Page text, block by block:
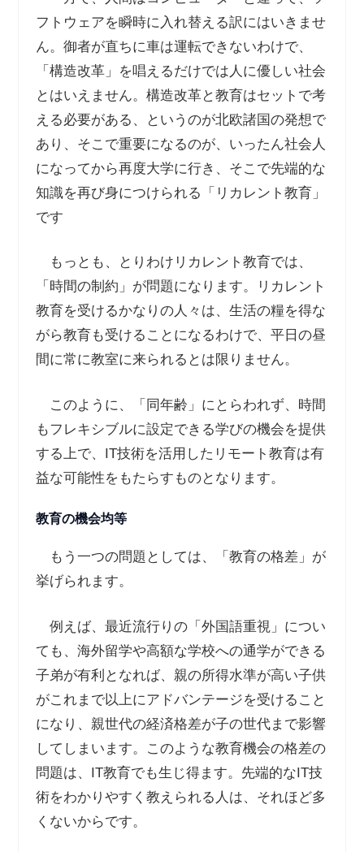
フトウェアを瞬時に入れ替える訳にはいきませ
ん。御者が直ちに車は運転できないわけで、
「構造改革」を唱えるだけでは人に優しい社会
とはいえません。構造改革と教育はセットで考
える必要がある、というのが北欧諸国の発想で
あり、そこで重要になるのが、いったん社会人
になってから再度大学に行き、そこで先端的な
知識を再び身につけられる「リカレント教育」
です
もっとも、とりわけリカレント教育では、
「時間の制約」が問題になります。リカレント
教育を受けるかなりの人々は、生活の糧を得な
がら教育も受けることになるわけで、平日の昼
間に常に教室に来られるとは限りません。
このように、「同年齢」にとらわれず、時間
もフレキシブルに設定できる学びの機会を提供
する上で、IT技術を活用したリモート教育は有
益な可能性をもたらすものとなります。
教育の機会均等
もう一つの問題としては、「教育の格差」が
挙げられます。
例えば、最近流行りの「外国語重視」につい
ても、海外留学や高額な学校への通学ができる
子弟が有利となれば、親の所得水準が高い子供
がこれまで以上にアドバンテージを受けること
になり、親世代の経済格差が子の世代まで影響
してしまいます。このような教育機会の格差の
問題は、IT教育でも生じ得ます。先端的なIT技
術をわかりやすく教えられる人は、それほど多
くないからです。